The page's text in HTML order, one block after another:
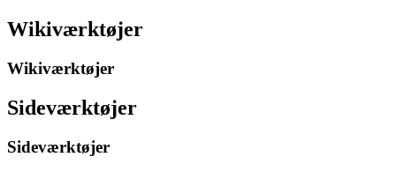
Wikiværktøjer
Wikiværktøjer
Sideværktøjer
Sideværktøjer